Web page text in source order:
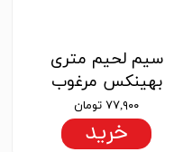
سیم لحیم متری
بهینکس مرغوب
۷۷,۹۰۰ تومان
خرید